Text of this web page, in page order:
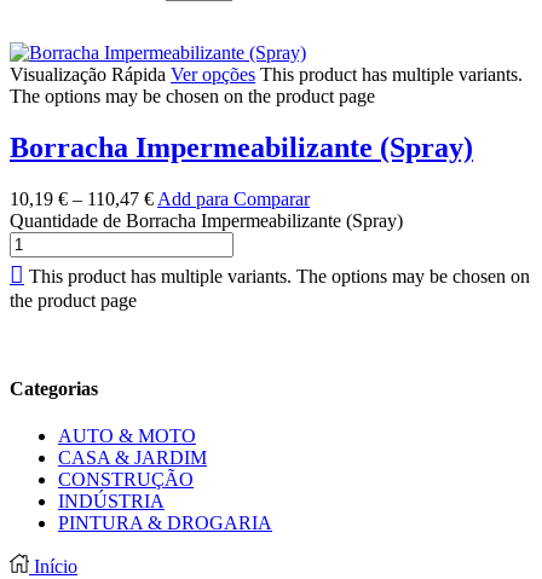
Visualização Rápida Ver opções This product has multiple variants.
The options may be chosen on the product page
Borracha Impermeabilizante (Spray)
10,19 € – 110,47 € Add para Comparar
Quantidade de Borracha Impermeabilizante (Spray)
This product has multiple variants. The options may be chosen on
the product page
Categorias
AUTO & MOTO
CASA & JARDIM
CONSTRUÇÃO
INDÚSTRIA
PINTURA & DROGARIA
Início